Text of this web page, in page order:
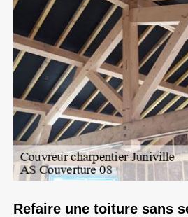
Refaire une toiture sans